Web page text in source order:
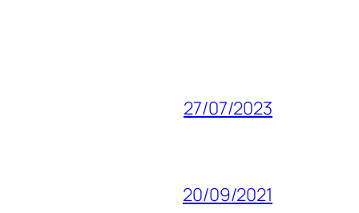
27/07/2023
20/09/2021